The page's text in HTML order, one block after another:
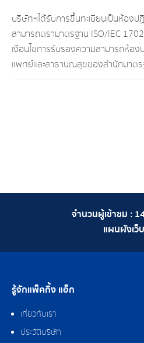
บริษัทฯได้รับการขึ้นทะเบียนเป็นห้อง
สามารถตรามาตรฐาน ISO/IEC
เงื่อนไขการรับรองความสามารถห้อ
แพทย์และสาธานณสุขของสำนักมาต
จำนวนผู้เข้าชม :
แผนผังเว็
รู้จักแพ็คกิ้ง แอ็ก
เกี่ยวกับเรา
ประวัติบริษัท